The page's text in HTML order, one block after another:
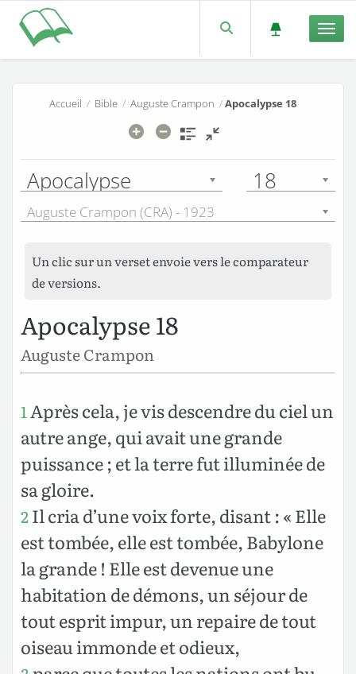
Accueil / Bible/ Auguste Crampon /Apocalypse 18
Apocalypse 18
Auguste Crampon (CRA) - 1923
Un clic sur un verset envoie vers le comparateur
de versions.
Apocalypse 18
Auguste Crampon
1 Après cela, je vis descendre du ciel un
autre ange, qui avait une grande
puissance ; et la terre fut illuminée de
sa gloire.
2Il cria d’une voix forte, disant : « Elle
est tombée, elle est tombée, Babylone
la grande ! Elle est devenue une
habitation de démons, un séjour de
tout esprit impur, un repaire de tout
oiseau immonde et odieux,